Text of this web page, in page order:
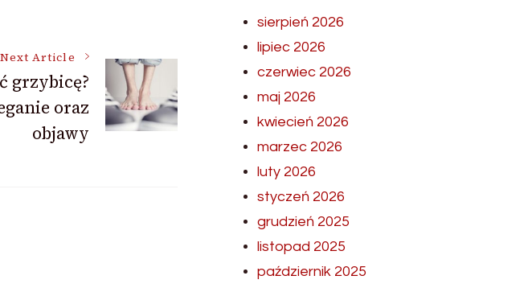
Next Article
grzybicę?
oraz
objawy
sierpień 2026
lipiec 2026
czerwiec 2026
maj 2026
kwiecień 2026
marzec 2026
luty 2026
styczeń 2026
grudzień 2025
listopad 2025
październik 2025